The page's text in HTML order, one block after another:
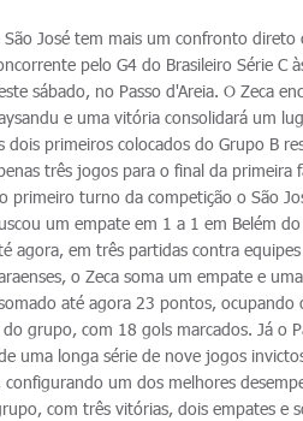
São José tem mais um confronto direto
pelo G4 do Brasileiro Série C
sábado, no Passo d'Areia. O Zeca
e uma vitória consolidará um
dois primeiros colocados do Grupo B
três jogos para o final da primeira
primeiro turno da competição o São
um empate em 1 a 1 em Belém
agora, em três partidas contra equipes
o Zeca soma um empate e
até agora 23 pontos, ocupando
grupo, com 18 gols marcados. Já o
uma longa série de nove jogos
um dos melhores
com três vitórias, dois empates e